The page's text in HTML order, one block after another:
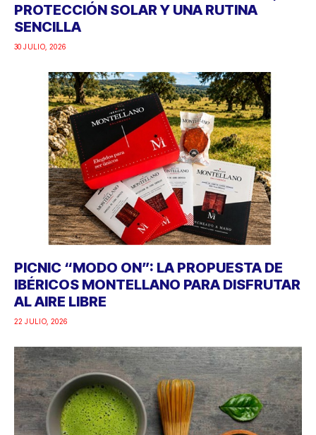
PROTECCIÓN SOLAR Y UNA RUTINA
SENCILLA
30 JULIO, 2026
PICNIC “MODO ON”: LA PROPUESTA DE
IBÉRICOS MONTELLANO PARA DISFRUTAR
AL AIRE LIBRE
22 JULIO, 2026